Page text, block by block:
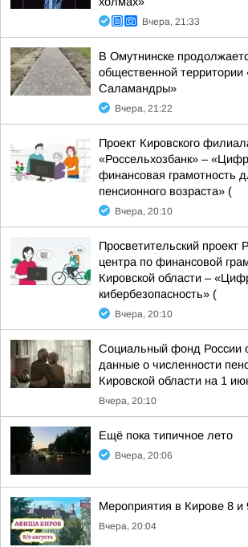
Вчера, 21:33
В Омутнинске
общественной территории
Саламандры»
Вчера, 21:22
Проект Кировского
«Россельхозбанк» –
финансовая грамотность
пенсионного возраста» (
Вчера, 20:10
Просветительский проект
центра по финансовой
Кировской области –
кибербезопасность» (
Вчера, 20:10
Социальный фонд России
данные о численности
Кировской области на 1
Вчера, 20:10
Ещё пока типичное лето
Вчера, 20:06
Мероприятия в Кирове 8 и
Вчера, 20:04